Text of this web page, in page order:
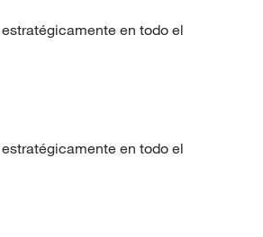
en todo el
en todo el